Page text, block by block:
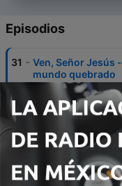
Episodios
31 - Ven, Señor Jesús
mundo quebrado
06 feb. 2025
30 - Mensaje
15 dic. 2024
- La estatua del
16 jul. 2023